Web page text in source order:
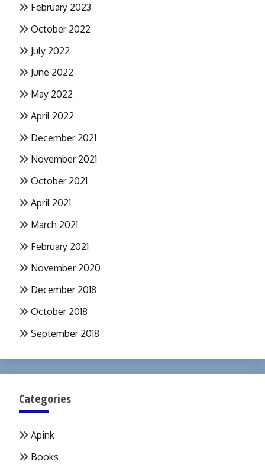
February 2023
October 2022
July 2022
June 2022
May 2022
April 2022
December 2021
November 2021
October 2021
April 2021
March 2021
February 2021
November 2020
December 2018
October 2018
September 2018
Categories
Apink
Books